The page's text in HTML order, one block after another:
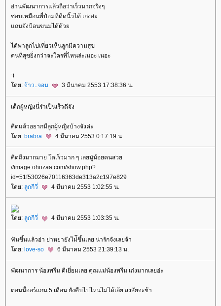
อ่านพัฒนาการแล้วถือว่าเร็วมากจริงๆ
ชอบเหมือนพี่ป๋อมที่ดีดนิ้วได้ เก่งอ่ะ
แถมยังป้อนขนมได้ด้วย
ได้พาลูกไปเที่ยวเห็นลูกมีความสุข
คนที่สุขยิ่งกว่าจะใครที่ไหนล่ะเนอะ เนอะ
:)
โดย: จ้าว..จอม 3 มีนาคม 2553 17:38:36 น.
เด็กผู้หญิงนี่รำเป็นเร็วดีจัง
คิดแล้วอยากมีลูกผู้หญิงบ้างจังค่ะ
โดย: brabra 4 มีนาคม 2553 0:17:19 น.
คิดถึงมากมาย โตเร็วมาก ๆ เลยนู๋น้อยคนสวย
//image.ohozaa.com/show.php?
id=51f53026e70116363de313a2c197e829
โดย: ลูกกีวี่ 4 มีนาคม 2553 1:02:55 น.
โดย: ลูกกีวี่ 4 มีนาคม 2553 1:03:35 น.
ฟันขึ้นแล้วอ่า ย่าหยายังไม่ึขึ้นเลย น่ารักจังเลยจ้า
โดย: love-so 6 มีนาคม 2553 21:39:13 น.
พัฒนาการ น้องพรีม ดีเยี่ยมเลย คุณแม่น้องพรีม เก่งมากเลยอ่ะ
ตอนนี้ออร์แกน 5 เดือน ยังคืบไปไหนไม่ได้เล้ย สงสัยจะช้า